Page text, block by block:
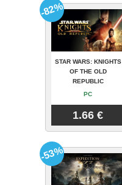
STAR WARS: KNIGHTS
OF THE OLD
REPUBLIC
PC
1.66 €
-82%
-53%